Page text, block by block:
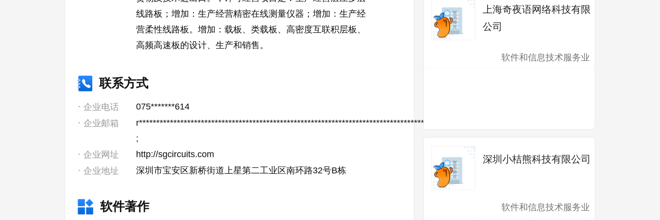
线路板；增加：生产经营精密在线测量仪器；增加：生产经
营柔性线路板。增加：载板、类载板、高密度互联积层板、
高频高速板的设计、生产和销售。
联系方式
企业电话
075*******614
企业邮箱
r***********************************************************************************************************b@sunshinepcb.com
;
企业网址
http://sgcircuits.com
企业地址
深圳市宝安区新桥街道上星第二工业区南环路32号B栋
软件著作
上海奇夜语网络科技有限
公司
软件和信息技术服务业
深圳小桔熊科技有限公司
软件和信息技术服务业